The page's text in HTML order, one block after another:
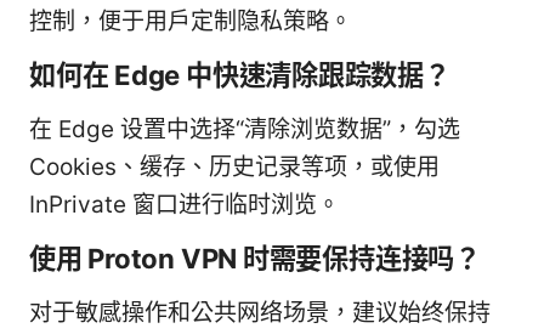
控制，便于用户定制隐私策略。
如何在 Edge 中快速清除跟踪数据？
在 Edge 设置中选择“清除浏览数据”，勾选
Cookies、缓存、历史记录等项，或使用
InPrivate 窗口进行临时浏览。
使用 Proton VPN 时需要保持连接吗？
对于敏感操作和公共网络场景，建议始终保持